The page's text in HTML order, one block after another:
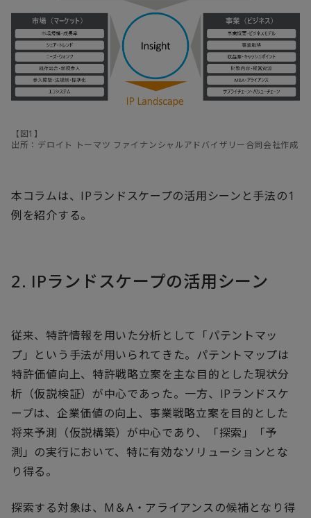
【図1】
出所：デロイト トーマツ ファイナンシャルアドバイザリー合同会社作成
本コラムは、IPランドスケープの活用シーンと手法の1
例を紹介する。
2. IPランドスケープの活用シーン
従来、特許情報を用いた分析として「パテントマッ
プ」という手法が用いられてきた。パテントマップは
特許価値向上、特許戦略立案を主な目的とした現状分
析（仮説検証）が中心であった。一方、IPランドスケ
ープは、企業価値の向上、事業戦略立案を目的とした
将来予測（仮説構築）が中心であり、「探索」「予
測」の実行において、特に有効なソリューションとな
り得る。
探索する対象は、M＆A・アライアンスの候補となり得